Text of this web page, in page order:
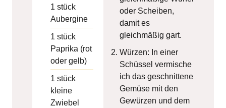
1 stück
Aubergine
1 stück
Paprika (rot
oder gelb)
1 stück
kleine
Zwiebel
oder Scheiben,
damit es
gleichmäßig gart.
Würzen: In einer
Schüssel vermische
ich das geschnittene
Gemüse mit den
Gewürzen und dem